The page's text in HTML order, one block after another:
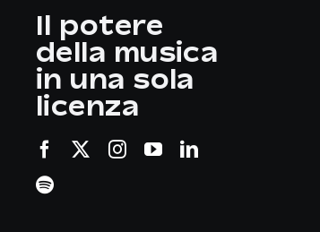
Il potere
della musica
in una sola
licenza